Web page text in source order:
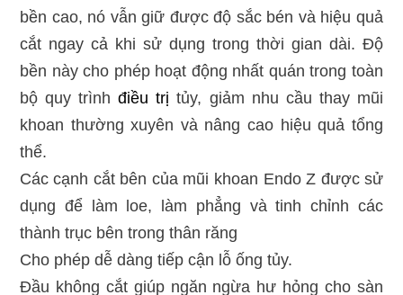
bền cao, nó vẫn giữ được độ sắc bén và hiệu quả
cắt ngay cả khi sử dụng trong thời gian dài. Độ
bền này cho phép hoạt động nhất quán trong toàn
bộ quy trìnhđiều trị tủy, giảm nhu cầu thay mũi
khoan thường xuyên và nâng cao hiệu quả tổng
thể.
Các cạnh cắt bên của mũi khoan Endo Z được sử
dụng để làm loe, làm phẳng và tinh chỉnh các
thành trục bên trong thân răng
Cho phép dễ dàng tiếp cận lỗ ống tủy.
Đầu không cắt giúp ngăn ngừa hư hỏng cho sàn